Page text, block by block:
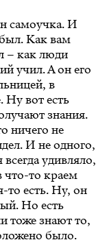
самоучка. И
Как вам
– как люди
учил. А он его
в
Ну вот есть
знания.
ничего не
И не одного,
удивляло,
что-то краем
то есть. Ну, он
Но есть
тоже знают то,
было.